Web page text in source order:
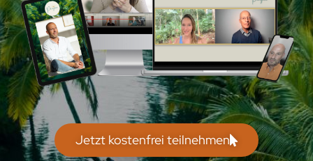
Jetzt kostenfrei teilnehmen